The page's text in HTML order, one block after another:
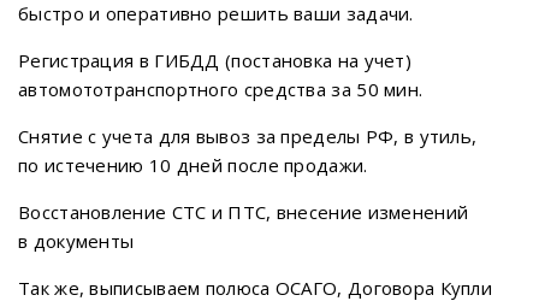
быстро и оперативно решить ваши задачи.
Регистрация в ГИБДД (постановка на учет)
автомототранспортного средства за 50 мин.
Снятие с учета для вывоз за пределы РФ, в утиль,
по истечению 10 дней после продажи.
Восстановление СТС и ПТС, внесение изменений
в документы
Так же, выписываем полюса ОСАГО, Договора Купли